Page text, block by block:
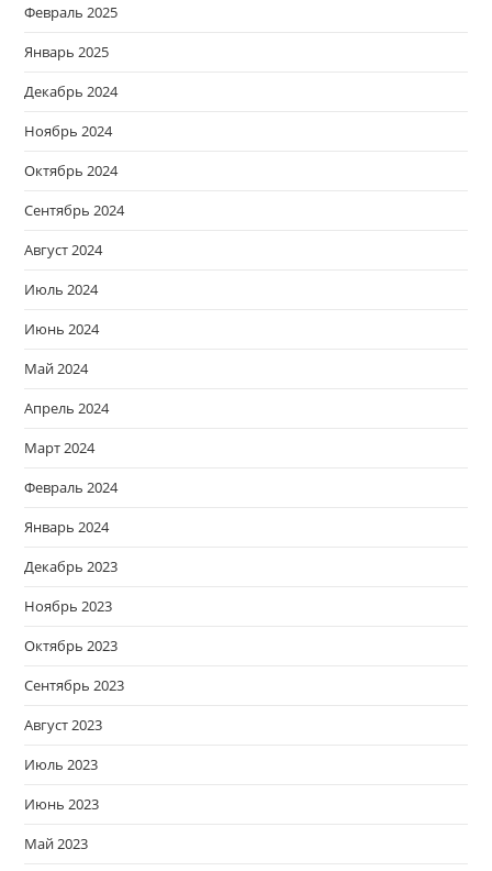
Февраль 2025
Январь 2025
Декабрь 2024
Ноябрь 2024
Октябрь 2024
Сентябрь 2024
Август 2024
Июль 2024
Июнь 2024
Май 2024
Апрель 2024
Март 2024
Февраль 2024
Январь 2024
Декабрь 2023
Ноябрь 2023
Октябрь 2023
Сентябрь 2023
Август 2023
Июль 2023
Июнь 2023
Май 2023